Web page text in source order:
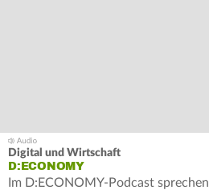
Digital und Wirtschaft
D:ECONOMY
Im D:ECONOMY-Podcast